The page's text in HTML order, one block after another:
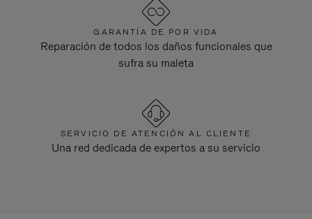
GARANTÍA DE POR VIDA
Reparación de todos los daños funcionales que
sufra su maleta
SERVICIO DE ATENCIÓN AL CLIENTE
Una red dedicada de expertos a su servicio